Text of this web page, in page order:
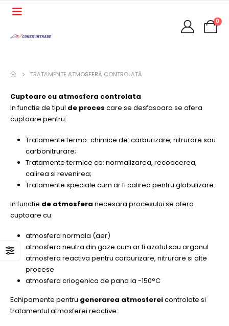
0
TRATAMENTE ATMOSFERĂ CONTROLATĂ
Cuptoare cu atmosfera controlata
In functie de tipul de proces care se desfasoara se ofera
cuptoare pentru:
Tratamente termo-chimice de: carburizare, nitrurare sau
carbonitrurare;
Tratamente termice ca: normalizarea, recoacerea,
calirea si revenirea;
Tratamente speciale cum ar fi calirea pentru globulizare.
In functie de atmosfera necesara procesului se ofera
cuptoare cu:
atmosfera normala (aer)
atmosfera neutra din gaze cum ar fi azotul sau argonul
atmosfera reactiva pentru carburizare, nitrurare si alte
procese
atmosfera criogenica de pana la -150°C
Echipamente pentru generarea atmosfereicontrolate si
tratamentul atmosferei reactive: